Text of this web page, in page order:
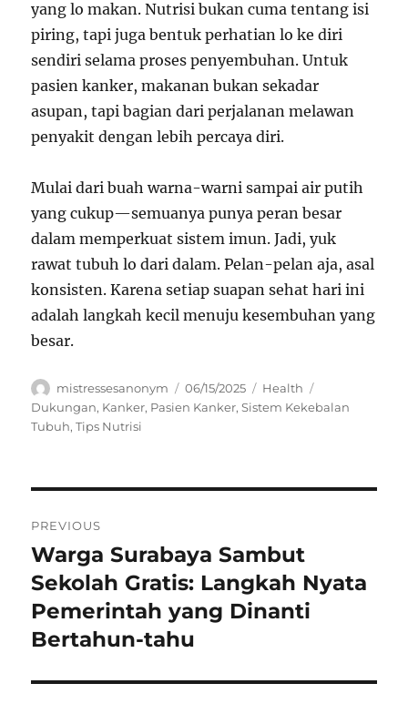
yang lo makan. Nutrisi bukan cuma tentang isi
piring, tapi juga bentuk perhatian lo ke diri
sendiri selama proses penyembuhan. Untuk
pasien kanker, makanan bukan sekadar
asupan, tapi bagian dari perjalanan melawan
penyakit dengan lebih percaya diri.
Mulai dari buah warna-warni sampai air putih
yang cukup—semuanya punya peran besar
dalam memperkuat sistem imun. Jadi, yuk
rawat tubuh lo dari dalam. Pelan-pelan aja, asal
konsisten. Karena setiap suapan sehat hari ini
adalah langkah kecil menuju kesembuhan yang
besar.
Author
mistressesanonym
Posted
on
06/15/2025 Categories
Health
Dukungan, Kanker, Pasien Kanker,Sistem Kekebalan
Tubuh,Tips Nutrisi
pos
PREVIOUS
Previous
post:
Warga Surabaya Sambut
Sekolah Gratis: Langkah Nyata
Pemerintah yang Dinanti
Bertahun-tahu